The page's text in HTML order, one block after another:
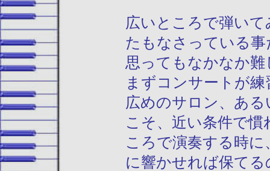
広いところで弾い
たもなさっている
思ってもなかなか
まずコンサートが
広めのサロン、あ
こそ、近い条件で
ころで演奏する時
に響かせれば保て